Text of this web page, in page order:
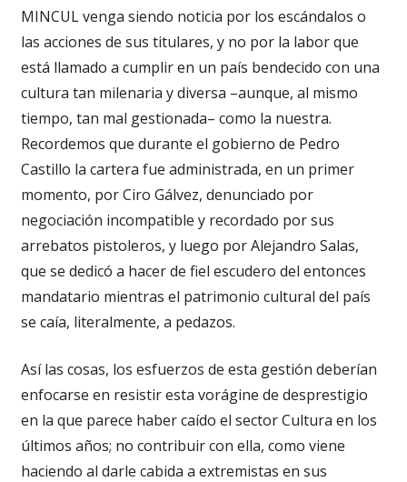
MINCUL venga siendo noticia por los escándalos o
las acciones de sus titulares, y no por la labor que
está llamado a cumplir en un país bendecido con una
cultura tan milenaria y diversa –aunque, al mismo
tiempo, tan mal gestionada– como la nuestra.
Recordemos que durante el gobierno de Pedro
Castillo la cartera fue administrada, en un primer
momento, por Ciro Gálvez, denunciado por
negociación incompatible y recordado por sus
arrebatos pistoleros, y luego por Alejandro Salas,
que se dedicó a hacer de fiel escudero del entonces
mandatario mientras el patrimonio cultural del país
se caía, literalmente, a pedazos.
Así las cosas, los esfuerzos de esta gestión deberían
enfocarse en resistir esta vorágine de desprestigio
en la que parece haber caído el sector Cultura en los
últimos años; no contribuir con ella, como viene
haciendo al darle cabida a extremistas en sus